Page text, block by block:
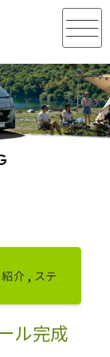
介 , ステ
ル完成